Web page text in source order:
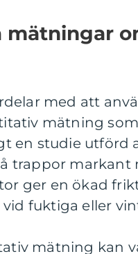
mätningar
med att
mätning
en studie utförd
trappor markant
ger en ökad
vid fuktiga eller
mätning kan